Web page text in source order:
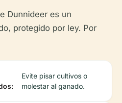
Dunnideer es un
protegido por ley. Por
Evite pisar cultivos o
molestar al ganado.